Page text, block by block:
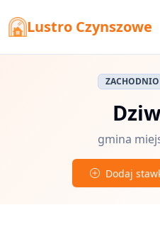
Lustro Czynszowe
gmina
Dodaj